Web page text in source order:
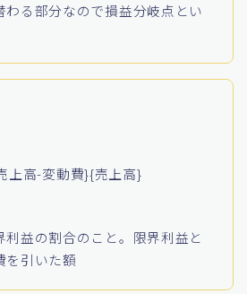
わる部分なので損益分岐点とい
上高-変動費}{売上高}
益の割合のこと。限界利益と
を引いた額